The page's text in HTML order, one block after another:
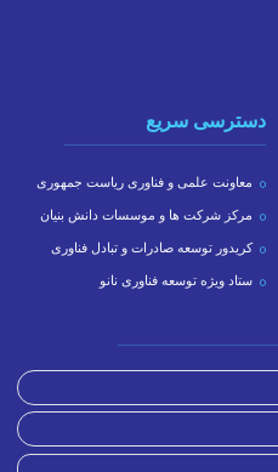
دسترسی سریع
معاونت علمی و فناوری ریاست جمهوری
مرکز شرکت ها و موسسات دانش بنیان
کریدور توسعه صادرات و تبادل فناوری
ستاد ویژه توسعه فناوری نانو